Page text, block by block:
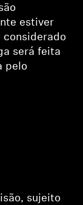
estiver
considerado
será feita
pelo
sujeito